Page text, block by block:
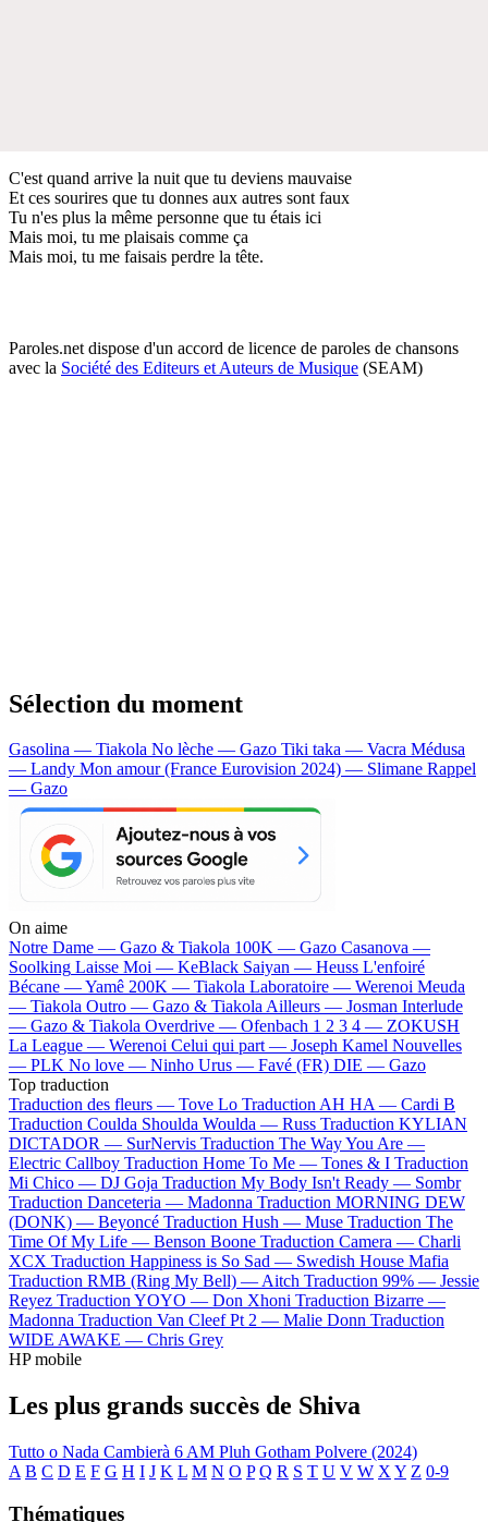
C'est quand arrive la nuit que tu deviens mauvaise
Et ces sourires que tu donnes aux autres sont faux
Tu n'es plus la même personne que tu étais ici
Mais moi, tu me plaisais comme ça
Mais moi, tu me faisais perdre la tête.
Paroles.net dispose d'un accord de licence de paroles de chansons
avec la Société des Editeurs et Auteurs de Musique (SEAM)
Sélection du moment
Gasolina — Tiakola No lèche — Gazo Tiki taka — Vacra Médusa
— Landy Mon amour (France Eurovision 2024) — Slimane Rappel
— Gazo
On aime
Notre Dame — Gazo & Tiakola 100K — Gazo Casanova —
Soolking Laisse Moi — KeBlack Saiyan — Heuss L'enfoiré
Bécane —Yamê 200K — Tiakola Laboratoire — Werenoi Meuda
— Tiakola Outro — Gazo & TiakolaAilleurs — Josman Interlude
— Gazo & Tiakola Overdrive — Ofenbach 1 2 3 4 — ZOKUSH
La League — Werenoi Celui qui part — Joseph Kamel Nouvelles
— PLK No love — Ninho Urus — Favé (FR) DIE — Gazo
Top traduction
Traduction des fleurs — Tove Lo Traduction AH HA — Cardi B
Traduction Coulda Shoulda Woulda — Russ Traduction KYLIAN
DICTADOR — SurNervis Traduction The Way You Are —
Electric Callboy Traduction Home To Me — Tones & I Traduction
Mi Chico — DJ Goja Traduction My Body Isn't Ready — Sombr
Traduction Danceteria — Madonna Traduction MORNING DEW
(DONK) — Beyoncé Traduction Hush — Muse Traduction The
Time Of My Life — Benson Boone Traduction Camera — Charli
XCX Traduction Happiness is So Sad — Swedish House Mafia
Traduction RMB (Ring My Bell) —Aitch Traduction 99% — Jessie
Reyez Traduction YOYO — Don Xhoni Traduction Bizarre —
Madonna Traduction Van Cleef Pt 2 — Malie Donn Traduction
WIDE AWAKE — Chris Grey
HP mobile
Les plus grands succès de Shiva
Tutto o Nada Cambierà 6 AM Pluh Gotham Polvere (2024)
A B C D E F G H I J K L M N O P Q R S T U V W X Y Z 0-9
Thématiques